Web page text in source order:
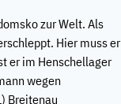
zur Welt. Als
Hier muss er
er im Henschellager
wegen
Breitenau